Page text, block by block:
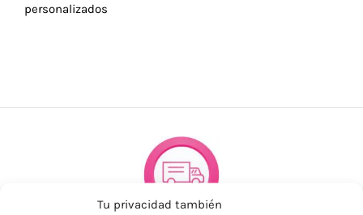
Tu privacidad también
personalizados